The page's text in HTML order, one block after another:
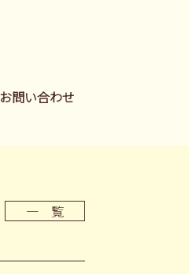
お問い合わせ
一 覧